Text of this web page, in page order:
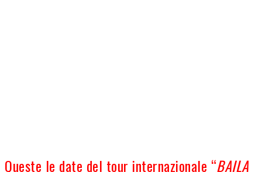
Queste le date del tour internazionale “BAILA